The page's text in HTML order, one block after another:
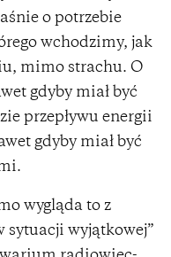
o potrzebie
wchodzimy, jak
mimo strachu. O
gdyby miał być
przepływu energii
gdyby miał być
wygląda to z
sytuacji wyjątkowej”